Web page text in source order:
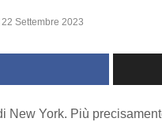
22 Settembre 2023
New York. Più